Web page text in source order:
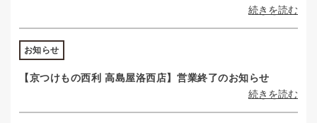
続きを読む
お知らせ
【京つけもの西利 高島屋洛西店】営業終了のお知らせ
続きを読む